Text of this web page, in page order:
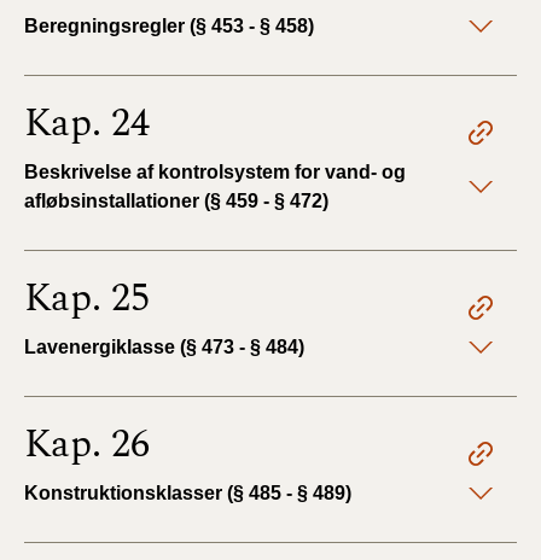
Beregningsregler (§ 453 - § 458)
Kap. 24
Beskrivelse af kontrolsystem for vand- og
afløbsinstallationer (§ 459 - § 472)
Kap. 25
Lavenergiklasse (§ 473 - § 484)
Kap. 26
Konstruktionsklasser (§ 485 - § 489)